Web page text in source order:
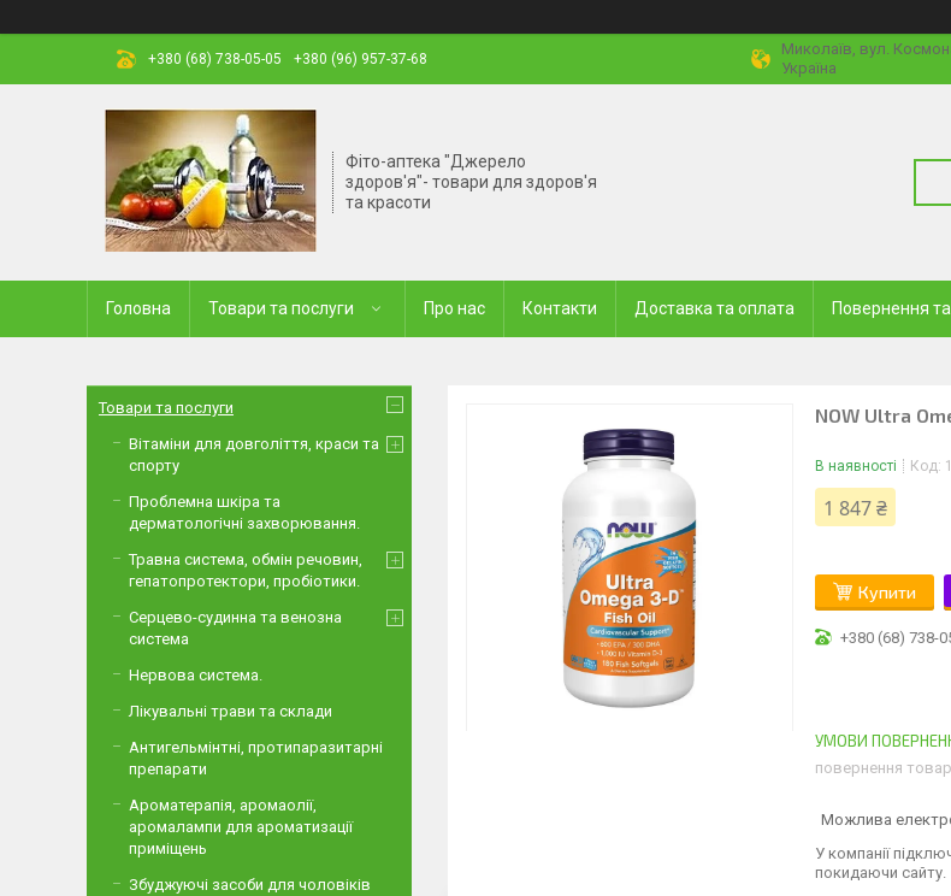
+380 (68) 738-05-05 +380 (96) 957-37-68
Миколаїв, вул.
Україна
Фіто-аптека "Джерело
здоров'я"- товари для здоров'я
та красоти
Головна Товари та послуги Про нас Контакти Доставка та оплата Повернення
NOW Ultra
В наявності Код:
1 847 ₴
Купити
+380 (68) 738-
повернення
У компанії
покидаючи сайту.
Товари та послуги
Вітаміни для довголіття, краси та
спорту
Проблемна шкіра та
дерматологічні захворювання.
Травна система, обмін речовин,
гепатопротектори, пробіотики.
Серцево-судинна та венозна
система
Нервова система.
Лікувальні трави та склади
Антигельмінтні, протипаразитарні
препарати
Ароматерапія, аромаолії,
аромалампи для ароматизації
приміщень
Збуджуючі засоби для чоловіків